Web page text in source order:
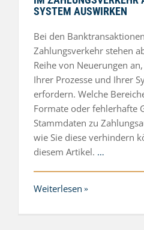
SYSTEM AUSWIRKEN
Bei den
Zahlungsverkehr stehen
Reihe von Neuerungen
Ihrer Prozesse und Ihrer
erfordern. Welche
Formate oder fehlerhafte
Stammdaten zu
wie Sie diese verhindern
diesem Artikel. …
Weiterlesen